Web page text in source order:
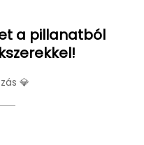
a pillanatból
💎